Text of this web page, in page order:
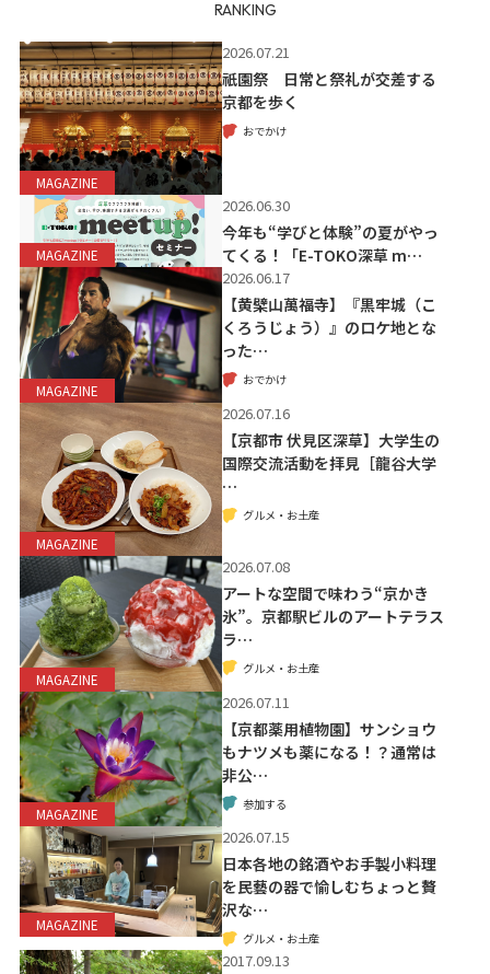
RANKING
MAGAZINE
2026.07.21
祇園祭 日常と祭礼が交差する
京都を歩く
おでかけ
MAGAZINE
2026.06.30
今年も“学びと体験”の夏がやっ
てくる！「E-TOKO深草 m…
MAGAZINE
2026.06.17
【黄檗山萬福寺】『黒牢城（こ
くろうじょう）』のロケ地とな
った…
おでかけ
MAGAZINE
2026.07.16
【京都市 伏見区深草】大学生の
国際交流活動を拝見［龍谷大学
…
グルメ・お土産
MAGAZINE
2026.07.08
アートな空間で味わう“京かき
氷”。京都駅ビルのアートテラス
ラ…
グルメ・お土産
MAGAZINE
2026.07.11
【京都薬用植物園】サンショウ
もナツメも薬になる！？通常は
非公…
参加する
MAGAZINE
2026.07.15
日本各地の銘酒やお手製小料理
を民藝の器で愉しむちょっと贅
沢な…
グルメ・お土産
2017.09.13